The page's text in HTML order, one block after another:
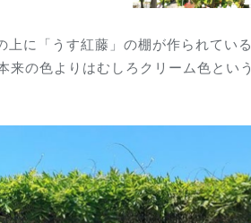
に「うす紅藤」の棚が作られてい
の色よりはむしろクリーム色とい